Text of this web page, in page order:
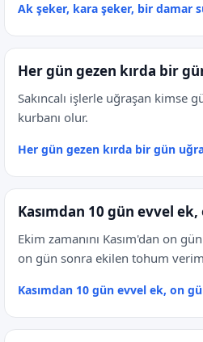
Ak şeker, kara şeker, bir damar
Her gün gezen kırda bir
Sakıncalı işlerle uğraşan kimse
kurbanı olur.
Her gün gezen kırda bir gün
Kasımdan 10 gün evvel
Ekim zamanını Kasım'dan on
on gün sonra ekilen tohum
Kasımdan 10 gün evvel ek, on